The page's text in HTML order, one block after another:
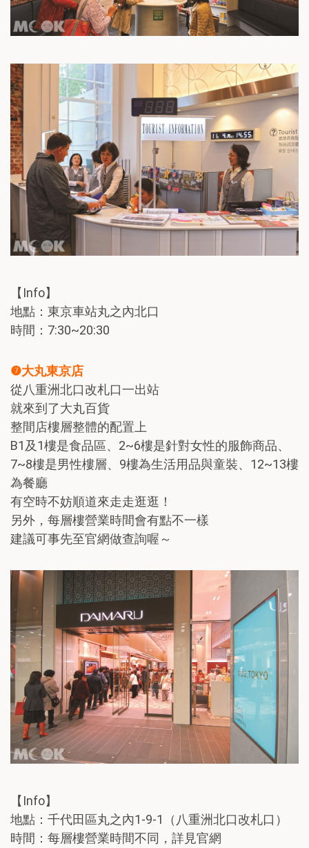
【Info】
地點：東京車站丸之內北口
時間：7:30~20:30
❼大丸東京店
從八重洲北口改札口一出站
就來到了大丸百貨
整間店樓層整體的配置上
B1及1樓是食品區、2~6樓是針對女性的服飾商品、
7~8樓是男性樓層、9樓為生活用品與童裝、12~13樓
為餐廳
有空時不妨順道來走走逛逛！
另外，每層樓營業時間會有點不一樣
建議可事先至官網做查詢喔～
【Info】
地點：千代田區丸之內1-9-1（八重洲北口改札口）
時間：每層樓營業時間不同，詳見官網